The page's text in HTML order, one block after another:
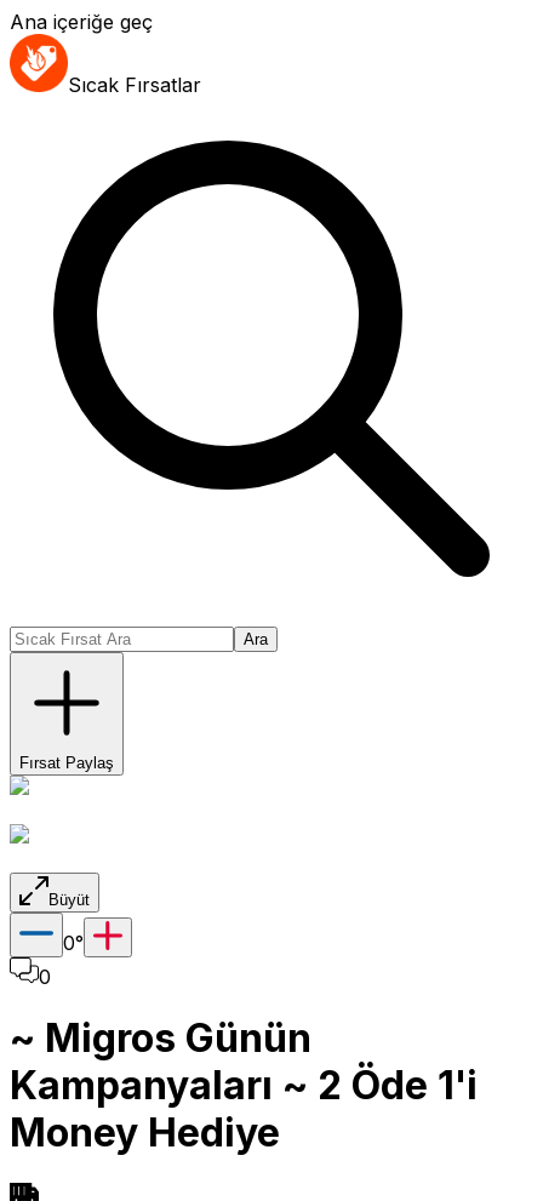
Ana içeriğe geç
Sıcak Fırsatlar
Ara
Fırsat Paylaş
Büyüt
0°
0
~ Migros Günün
Kampanyaları ~ 2 Öde 1'i
Money Hediye